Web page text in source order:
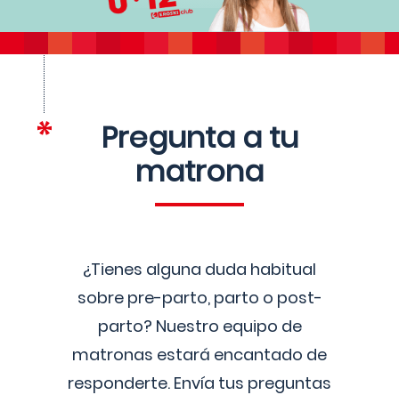
Pregunta a tu
matrona
¿Tienes alguna duda habitual
sobre pre-parto, parto o post-
parto? Nuestro equipo de
matronas estará encantado de
responderte. Envía tus preguntas